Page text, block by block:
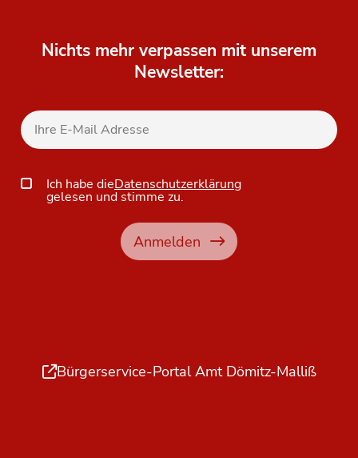
Nichts mehr verpassen mit unserem
Newsletter:
Anmelden
Ich habe dieDatenschutzerklärung
gelesen und stimme zu.
Bürgerservice-Portal Amt Dömitz-Malliß